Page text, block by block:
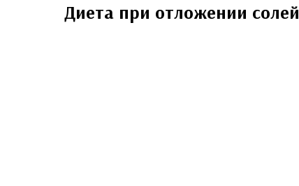
Диета при отложении солей